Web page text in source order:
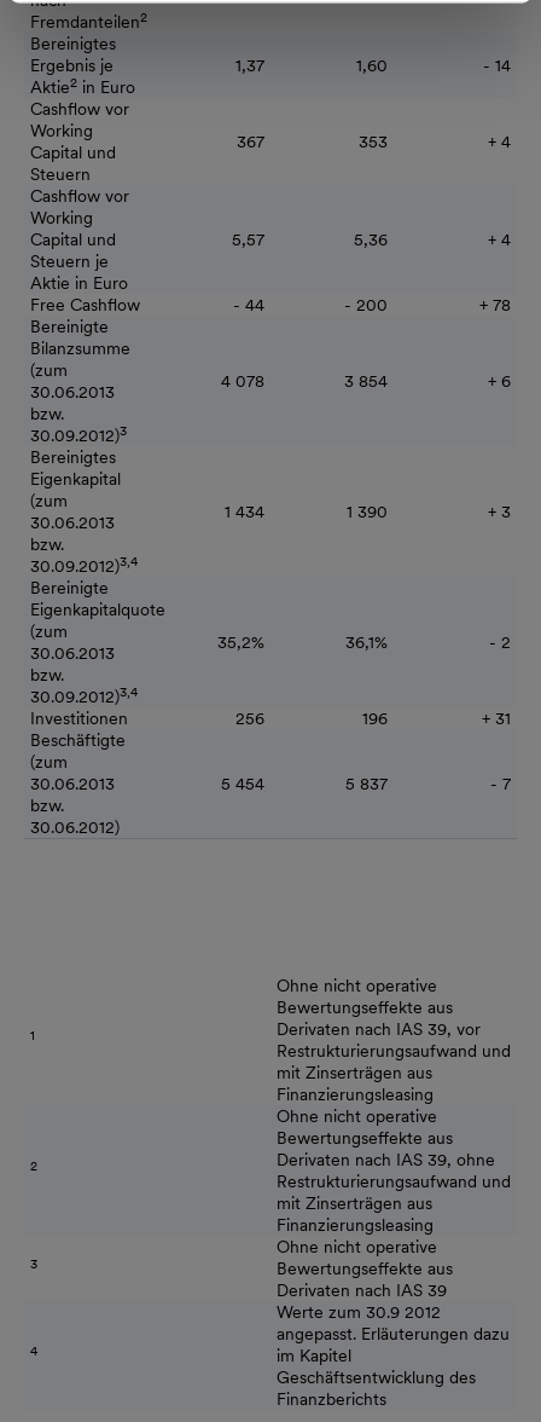
Fremdanteilen2
Bereinigtes
Ergebnis je
Aktie2 in Euro
1,37 1,60 - 14
Cashflow vor
Working
Capital und
Steuern
367 353 + 4
Cashflow vor
Working
Capital und
Steuern je
Aktie in Euro
5,57 5,36 + 4
Free Cashflow - 44 - 200
+ 78
Bereinigte
Bilanzsumme
(zum
30.06.2013
bzw.
30.09.2012)3
4 078 3 854 + 6
Bereinigtes
Eigenkapital
(zum
30.06.2013
bzw.
30.09.2012)3,4
1 434 1 390 + 3
Bereinigte
Eigenkapitalquote
(zum
30.06.2013
bzw.
30.09.2012)3,4
35,2% 36,1% - 2
Investitionen 256 196
+ 31
Beschäftigte
(zum
30.06.2013
bzw.
30.06.2012)
5 454 5 837 - 7
1
Ohne nicht operative
Bewertungseffekte aus
Derivaten nach IAS 39, vor
Restrukturierungsaufwand und
mit Zinserträgen aus
Finanzierungsleasing
2
Ohne nicht operative
Bewertungseffekte aus
Derivaten nach IAS 39, ohne
Restrukturierungsaufwand und
mit Zinserträgen aus
Finanzierungsleasing
3
Ohne nicht operative
Bewertungseffekte aus
Derivaten nach IAS 39
4
Werte zum 30.9 2012
angepasst. Erläuterungen dazu
im Kapitel
Geschäftsentwicklung des
Finanzberichts